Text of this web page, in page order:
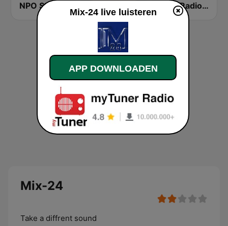
NPO Radio 5
Mix-24
Take a diffrent sound
Mix-24 live luisteren
APP DOWNLOADEN